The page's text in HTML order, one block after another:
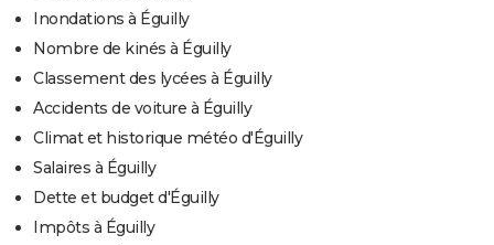
Inondations à Éguilly
Nombre de kinés à Éguilly
Classement des lycées à Éguilly
Accidents de voiture à Éguilly
Climat et historique météo d'Éguilly
Salaires à Éguilly
Dette et budget d'Éguilly
Impôts à Éguilly